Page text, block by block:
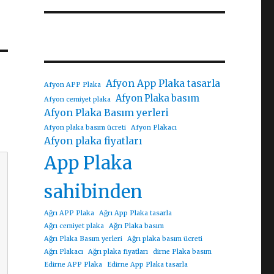
Afyon APP Plaka Afyon App Plaka tasarla
Afyon cemiyet plaka
Afyon Plaka basım
Afyon Plaka Basım yerleri
Afyon plaka basım ücreti Afyon Plakacı
Afyon plaka fiyatları
App Plaka
sahibinden
Ağrı APP Plaka
Ağrı App Plaka tasarla
Ağrı cemiyet plaka
Ağrı Plaka basım
Ağrı Plaka Basım yerleri
Ağrı plaka basım ücreti
Ağrı Plakacı
Ağrı plaka fiyatları
dirne Plaka basım
Edirne APP Plaka
Edirne App Plaka tasarla